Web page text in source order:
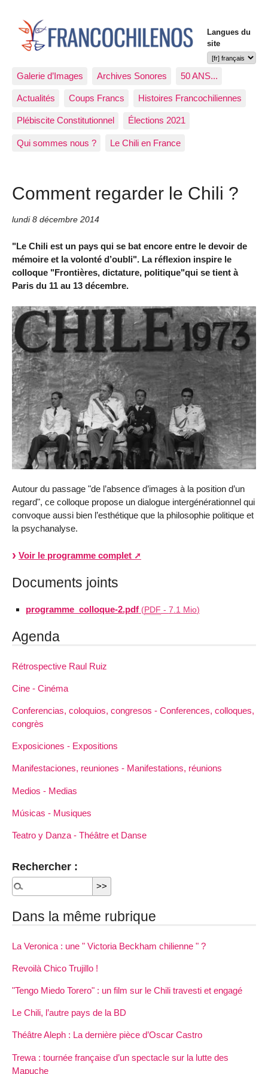
Langues du
site
Galerie d’Images Archives Sonores 50 ANS...
Actualités Coups Francs Histoires Francochiliennes
Plébiscite Constitutionnel Élections 2021
Qui sommes nous ? Le Chili en France
Comment regarder le Chili ?
lundi 8 décembre 2014
"Le Chili est un pays qui se bat encore entre le devoir de
mémoire et la volonté d’oubli". La réflexion inspire le
colloque "Frontières, dictature, politique"qui se tient à
Paris du 11 au 13 décembre.
Autour du passage "de l’absence d’images à la position d’un
regard", ce colloque propose un dialogue intergénérationnel qui
convoque aussi bien l’esthétique que la philosophie politique et
la psychanalyse.
Voir le programme complet
Documents joints
programme_colloque-2.pdf (PDF - 7.1 Mio)
Agenda
Rétrospective Raul Ruiz
Cine - Cinéma
Conferencias, coloquios, congresos - Conferences, colloques,
congrès
Exposiciones - Expositions
Manifestaciones, reuniones - Manifestations, réunions
Medios - Medias
Músicas - Musiques
Teatro y Danza - Théâtre et Danse
Rechercher :
Dans la même rubrique
La Veronica : une " Victoria Beckham chilienne " ?
Revoilà Chico Trujillo !
"Tengo Miedo Torero" : un film sur le Chili travesti et engagé
Le Chili, l’autre pays de la BD
Théâtre Aleph : La dernière pièce d’Oscar Castro
Trewa : tournée française d’un spectacle sur la lutte des
Mapuche